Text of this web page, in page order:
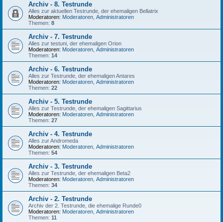
Archiv - 8. Testrunde
Alles zur aktuellen Testrunde, der ehemaligen Bellatrix
Moderatoren: Moderatoren Administratoren
Themen: 8
Archiv - 7. Testrunde
Alles zur testuni, der ehemaligen Orion
Moderatoren: Moderatoren Administratoren
Themen: 14
Archiv - 6. Testrunde
Alles zur Testrunde, der ehemaligen Antares
Moderatoren: Moderatoren Administratoren
Themen: 22
Archiv - 5. Testrunde
Alles zur Testrunde, der ehemaligen Sagittarius
Moderatoren: Moderatoren Administratoren
Themen: 27
Archiv - 4. Testrunde
Alles zur Andromeda
Moderatoren: Moderatoren Administratoren
Themen: 54
Archiv - 3. Testrunde
Alles zur Testrunde, der ehemaligen Beta2
Moderatoren: Moderatoren Administratoren
Themen: 34
Archiv - 2. Testrunde
Archiv der 2. Testrunde, die ehemalige Runde0
Moderatoren: Moderatoren Administratoren
Themen: 11